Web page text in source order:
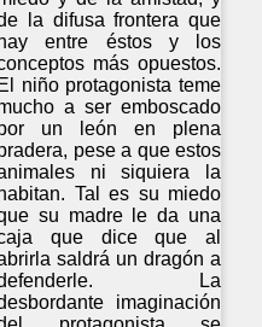
la difusa frontera que
hay entre éstos y los
más opuestos.
El niño protagonista teme
a ser emboscado
un león en plena
pese a que estos
ni siquiera la
habitan. Tal es su miedo
su madre le da una
que dice que al
saldrá un dragón a
La
imaginación